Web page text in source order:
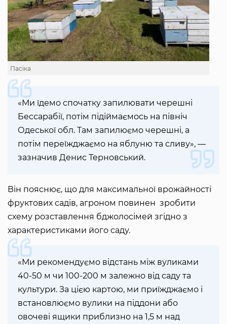
Пасіка
«Ми їдемо спочатку запилювати черешні
Бессарабії, потім підіймаємось на північ
Одеської обл. Там запилюємо черешні, а
потім переїжджаємо на яблуню та сливу», —
зазначив Денис Терновський.
Він пояснює, що для максимальної врожайності
фруктових садів, агроном повинен зробити
схему розставлення бджолосімей згідно з
характеристиками його саду.
«Ми рекомендуємо відстань між вуликами
40-50 м чи 100-200 м залежно від саду та
культури. За цією картою, ми приїжджаємо і
встановлюємо вулики на піддони або
овочеві ящики приблизно на 1,5 м над